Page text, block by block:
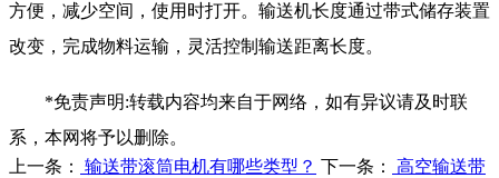
方便，减少空间，使用时打开。输送机长度通过带式储存装置
改变，完成物料运输，灵活控制输送距离长度。
*免责声明:转载内容均来自于网络，如有异议请及时联
系，本网将予以删除。
上一条：
输送带滚筒电机有哪些类型？ 下一条：
高空输送带